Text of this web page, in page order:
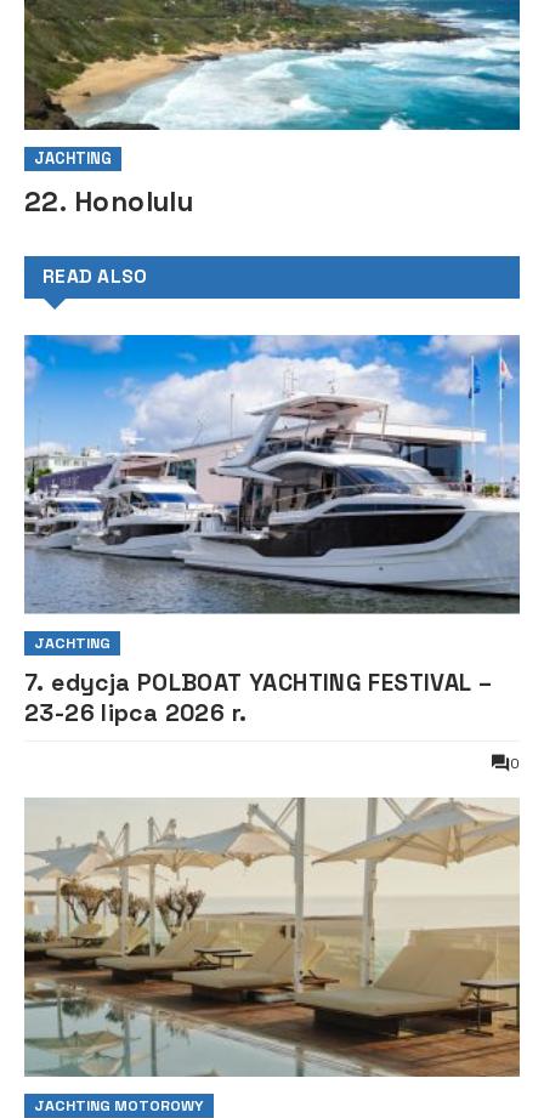
JACHTING
22. Honolulu
READ ALSO
JACHTING
7. edycja POLBOAT YACHTING FESTIVAL –
23-26 lipca 2026 r.
0
JACHTING MOTOROWY